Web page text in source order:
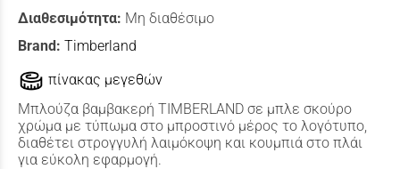
Διαθεσιμότητα: Μη διαθέσιμο
Brand: Timberland
πίνακας μεγεθών
Μπλούζα βαμβακερή TIMBERLAND σε μπλε σκούρο
χρώμα με τύπωμα στο μπροστινό μέρος το λογότυπο,
διαθέτει στρογγυλή λαιμόκοψη και κουμπιά στο πλάι
για εύκολη εφαρμογή.